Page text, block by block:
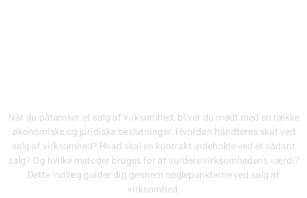
Når du påtænker et salg af virksomhed, bliver du mødt med en række
økonomiske og juridiske beslutninger. Hvordan håndteres skat ved
salg af virksomhed? Hvad skal en kontrakt indeholde ved et sådant
salg? Og hvilke metoder bruges for at vurdere virksomhedens værdi?
Dette indlæg guider dig gennem nøglepunkterne ved salg af
virksomhed.